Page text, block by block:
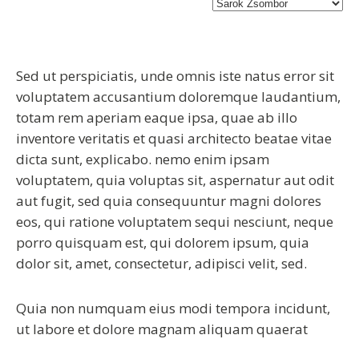
Sed ut perspiciatis, unde omnis iste natus error sit
voluptatem accusantium doloremque laudantium,
totam rem aperiam eaque ipsa, quae ab illo
inventore veritatis et quasi architecto beatae vitae
dicta sunt, explicabo. nemo enim ipsam
voluptatem, quia voluptas sit, aspernatur aut odit
aut fugit, sed quia consequuntur magni dolores
eos, qui ratione voluptatem sequi nesciunt, neque
porro quisquam est, qui dolorem ipsum, quia
dolor sit, amet, consectetur, adipisci velit, sed.
Quia non numquam eius modi tempora incidunt,
ut labore et dolore magnam aliquam quaerat